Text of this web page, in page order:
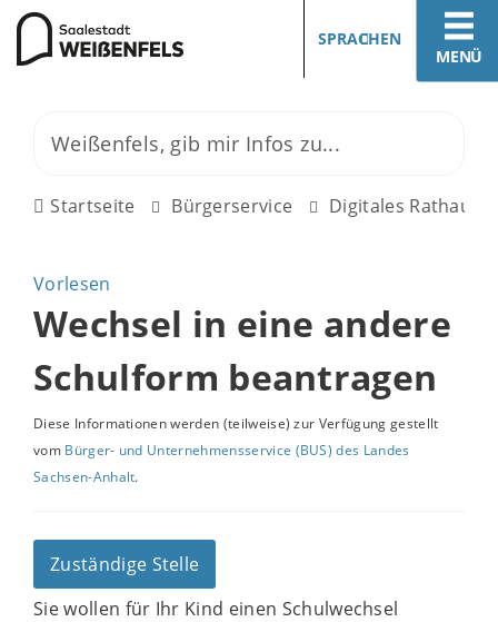
MENÜ
SPRACHEN
Startseite Bürgerservice Digitales Rathaus
Vorlesen
Wechsel in eine andere
Schulform beantragen
Diese Informationen werden (teilweise) zur Verfügung gestellt
vom Bürger- und Unternehmensservice (BUS) des Landes
Sachsen-Anhalt.
Zuständige Stelle
Sie wollen für Ihr Kind einen Schulwechsel